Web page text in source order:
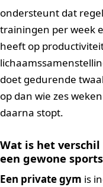
ondersteunt dat
trainingen per week
heeft op
doet gedurende
op dan wie zes
daarna stopt.
Wat is het
een gewone
Een private gym is